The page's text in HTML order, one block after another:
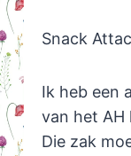
Snack
Ik heb een
van het AH
Die zak